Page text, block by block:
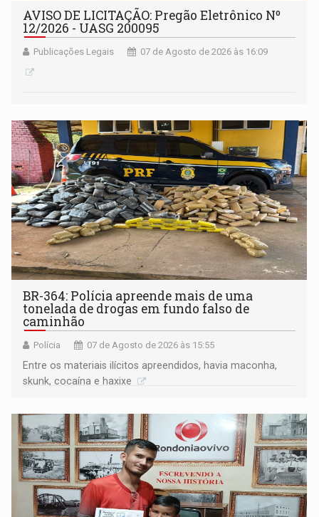
AVISO DE LICITAÇÃO: Pregão Eletrônico Nº
12/2026 - UASG 200095
Publicações Legais 07 de Agosto de 2026 às 16:09
BR-364: Polícia apreende mais de uma
tonelada de drogas em fundo falso de
caminhão
Polícia 07 de Agosto de 2026 às 15:55
Entre os materiais ilícitos apreendidos, havia maconha,
skunk, cocaína e haxixe